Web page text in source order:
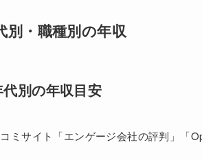
別・職種別の年収
代別の年収目安
ミサイト「エンゲージ会社の評判」「